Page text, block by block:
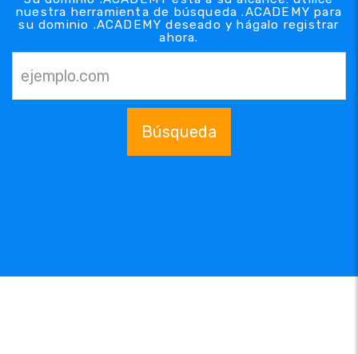
nuestra herramienta de búsqueda .ACADEMY para
su dominio .ACADEMY deseado y hágalo registrar
ahora.
Búsqueda